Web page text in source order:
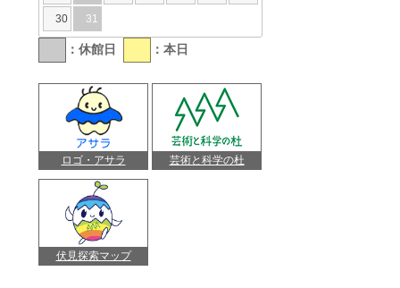
30 31
：休館日 ：本日
ロゴ・アサラ 芸術と科学の杜
伏見探索マップ